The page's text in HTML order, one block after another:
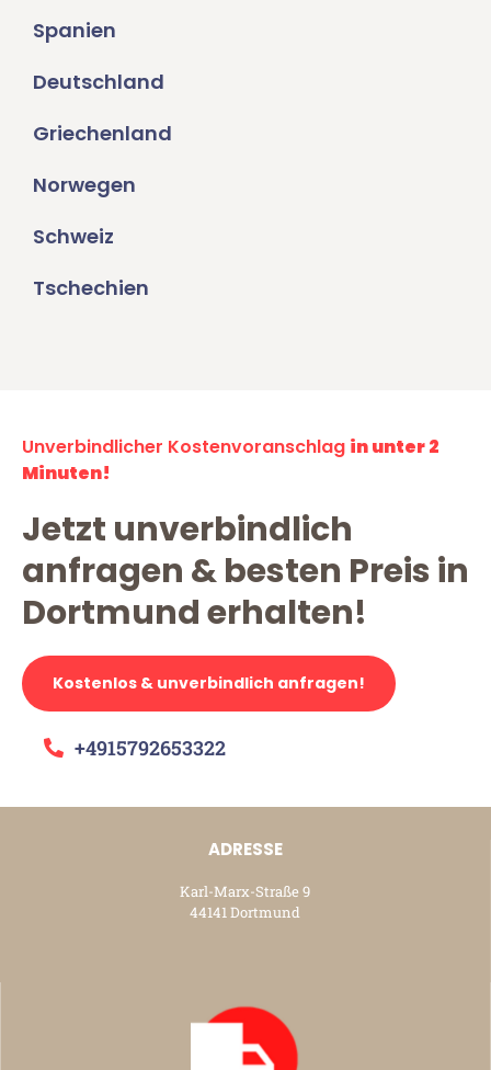
Spanien
Deutschland
Griechenland
Norwegen
Schweiz
Tschechien
Unverbindlicher Kostenvoranschlag in unter 2
Minuten!
Jetzt unverbindlich
anfragen & besten Preis in
Dortmund erhalten!
Kostenlos & unverbindlich anfragen!
+4915792653322
ADRESSE
Karl-Marx-Straße 9
44141 Dortmund